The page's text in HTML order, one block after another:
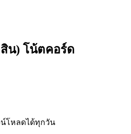
น) โน้ตคอร์ด
โหลดได้ทุกวัน